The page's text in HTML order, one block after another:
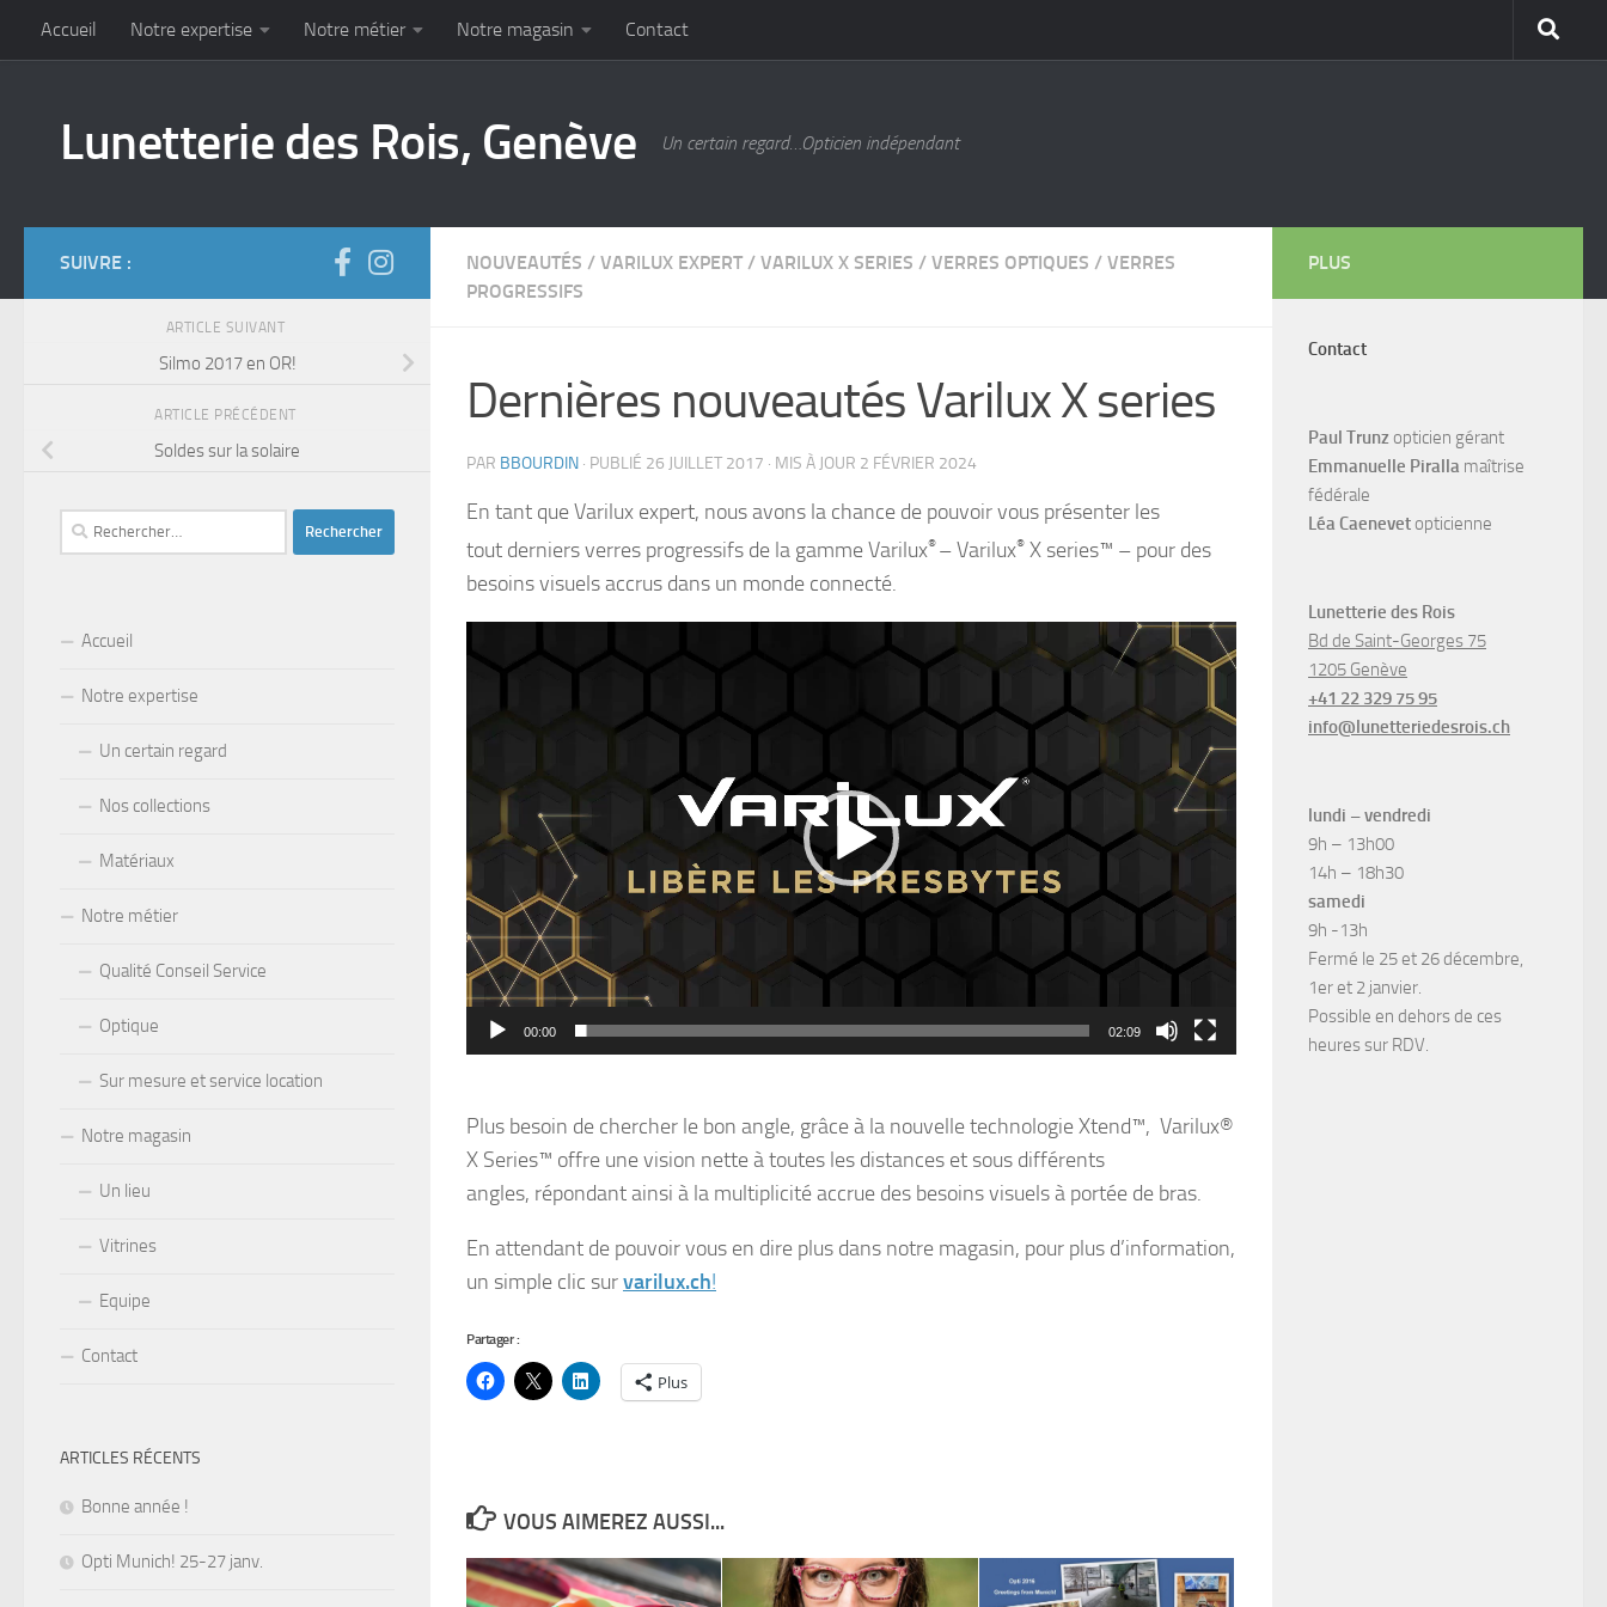
Skip to content
Accueil Notre expertise Notre métier Notre magasin Contact
Lunetterie des Rois, Genève Un certain regard…Opticien indépendant
NOUVEAUTÉS / VARILUX EXPERT / VARILUX X SERIES / VERRES OPTIQUES / VERRES
PROGRESSIFS
Dernières nouveautés Varilux X series
PAR BBOURDIN · PUBLIÉ 26 JUILLET 2017 · MIS À JOUR 2 FÉVRIER 2024
En tant que Varilux expert, nous avons la chance de pouvoir vous présenter les
tout derniers verres progressifs de la gamme Varilux® – Varilux® X series™ – pour des
besoins visuels accrus dans un monde connecté.
vidéo
00:00 02:09
Plus besoin de chercher le bon angle, grâce à la nouvelle technologie Xtend™, Varilux®
X Series™ offre une vision nette à toutes les distances et sous différents
angles, répondant ainsi à la multiplicité accrue des besoins visuels à portée de bras.
En attendant de pouvoir vous en dire plus dans notre magasin, pour plus d’information,
un simple clic survarilux.ch!
Partager :
Plus
VOUS AIMEREZ AUSSI...
SUIVRE :
ARTICLE SUIVANT
Silmo 2017 en OR!
ARTICLE PRÉCÉDENT
Soldes sur la solaire
Rechercher :
Accueil
Notre expertise
Un certain regard
Nos collections
Matériaux
Notre métier
Qualité Conseil Service
Optique
Sur mesure et service location
Notre magasin
Un lieu
Vitrines
Equipe
Contact
ARTICLES RÉCENTS
Bonne année !
Opti Munich! 25-27 janv.
PLUS
Contact
Paul Trunz opticien gérant
Emmanuelle Piralla maîtrise
fédérale
Léa Caenevet opticienne
Lunetterie des Rois
Bd de Saint-Georges 75
1205 Genève
+41 22 329 75 95
info@lunetteriedesrois.ch
lundi – vendredi
9h – 13h00
14h – 18h30
samedi
9h -13h
Fermé le 25 et 26 décembre,
1er et 2 janvier.
Possible en dehors de ces
heures sur RDV.